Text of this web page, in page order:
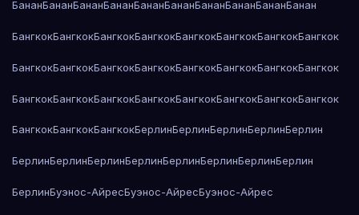
БананБананБананБананБананБананБананБананБананБанан
БангкокБангкокБангкокБангкокБангкокБангкокБангкокБангкок
БангкокБангкокБангкокБангкокБангкокБангкокБангкокБангкок
БангкокБангкокБангкокБангкокБангкокБангкокБангкокБангкок
БангкокБангкокБангкокБерлинБерлинБерлинБерлинБерлин
БерлинБерлинБерлинБерлинБерлинБерлинБерлинБерлин
БерлинБуэнос-АйресБуэнос-АйресБуэнос-Айрес